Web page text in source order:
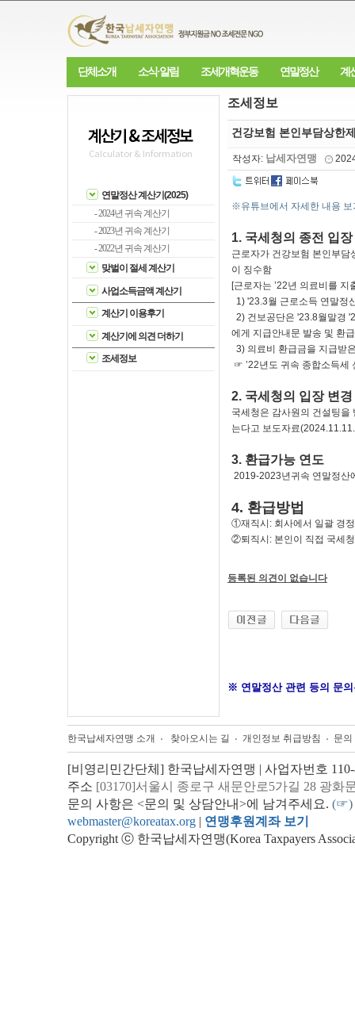
단체소개 소식·알림 조세개혁운동 연말정산 계
계산기 & 조세정보
Calculator & Information
연말정산 계산기(2025)
- 2024년 귀속 계산기
- 2023년 귀속 계산기
- 2022년 귀속 계산기
맞벌이 절세 계산기
사업소득금액 계산기
계산기 이용후기
계산기에 의견 더하기
조세정보
조세정보
건강보험 본인부담상한
작성자: 납세자연맹
※유튜브에서 자세한 내용
1. 국세청의 종전 입장
근로자가 건강보험 본인부
이 징수함
[근로자는 ’22년 의료비를 지
1) '23.3월 근로소득 연말정
2) 건보공단은 '23.8월말경
에게 지급안내문 발송 및 환
3) 의료비 환급금을 지급받
☞ ’22년도 귀속 종합소득세
2. 국세청의 입장 변경
국세청은 감사원의 건설팅을
는다고 보도자료
3. 환급가능 연도
2019-2023년귀속 연말정산
4. 환급방법
①재직시: 회사에서 일괄 경
②퇴직시: 본인이 직접 국세
등록된 의견이 없습니다
※ 연말정산 관련 등의 문
한국납세자연맹 소개 찾아오시는 길 개인정보 취급방침 문
[비영리민간단체] 한국납세자연맹 | 사업자번호
주소 [03170]서울시 종로구 새문안로5가길 28 광화
문의 사항은 <문의 및 상담안내>에 남겨주세요. (☞)
webmaster@koreatax.org | 연맹후원계좌 보기
Copyright ⓒ 한국납세자연맹(Korea Taxpayers